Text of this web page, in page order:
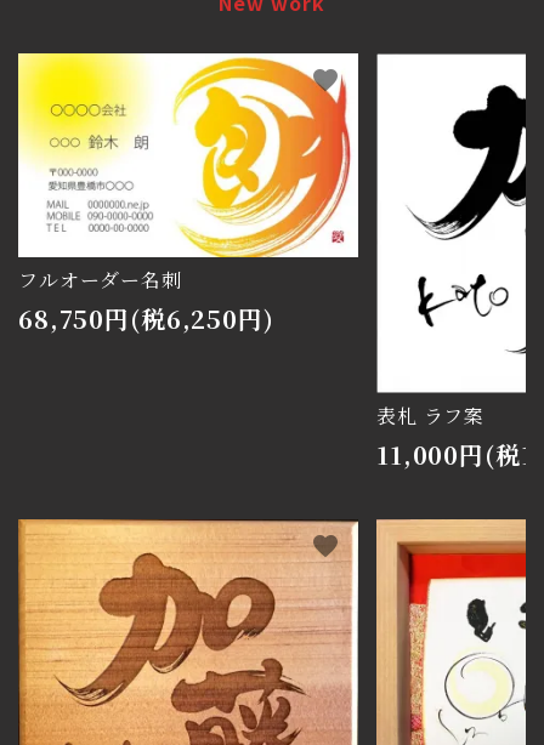
フルオーダー名刺
68,750円(税6,250円)
favorite
favorite
表札 ラフ案
11,000円(税